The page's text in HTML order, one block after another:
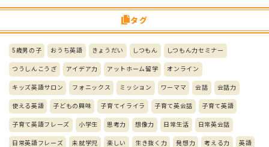
タグ
5歳男の子 おうち英語 きょうだい しつもん しつもん力セミナー
つうしんこうざ アイデア力 アットホーム留学 オンライン
キッズ英語サロン フォニックス ミッション ワーママ 会話 会話力
使える英語 子どもの興味 子育てイライラ 子育て英会話 子育て英語
子育て英語フレーズ 小学生 思考力 想像力 日常生活 日常英会話
日常英語フレーズ 未就学児 楽しい 生き抜く力 発想力 考える力 英語